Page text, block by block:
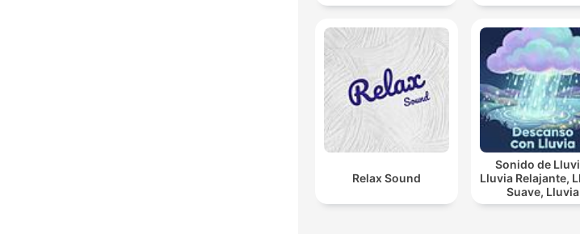
Relax Sound
Sonido de
Lluvia Relajante, Lluvia
Suave, Lluvia
Nocturna,